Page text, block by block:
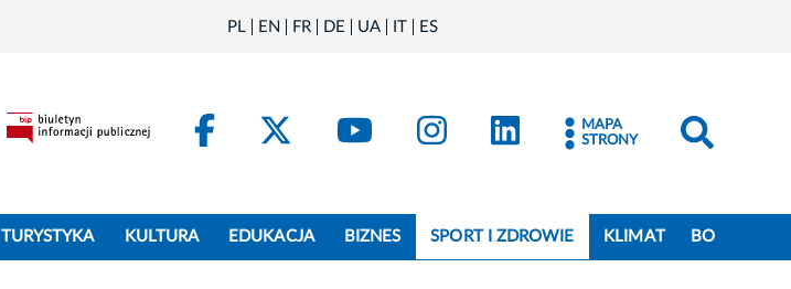
PL EN FR DE UA IT ES
FacebookKraków - X
Kraków - YouTube
Kraków - Instagram
Kraków - LinkedIn
MAPA
STRONY
TURYSTYKA KULTURA EDUKACJA BIZNES SPORT I ZDROWIE KLIMAT BO